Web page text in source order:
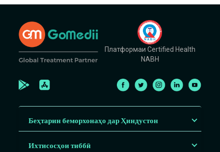
Платформаи Certified Health
NABH
Беҳтарин беморхонаҳо дар Ҳиндустон
Ихтисосҳои тиббӣ